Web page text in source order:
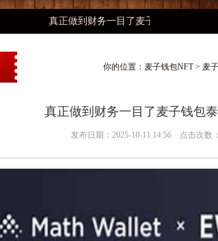
真正做到财务一目了麦子钱包泰国版然
你的位置： 麦子钱包NFT> 麦
真正做到财务一目了麦子钱包
发布日期：2025-10-11 14:56 点击次数